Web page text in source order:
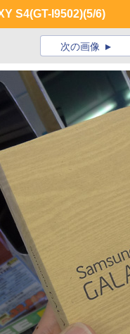
S4(GT-I9502)(5/6)
次の画像